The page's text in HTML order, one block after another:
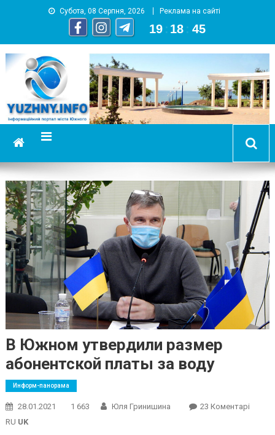
Субота, 08 Серпня, 2026 Реклама на сайті
19 : 18 : 46
YUZHNY.INFO
информационный портал города Южный
В Южном утвердили размер
абонентской платы за воду
Информ-панорама
28.01.2021 1 663 Юля Гринишина 23 КоментаріДо
RU UK